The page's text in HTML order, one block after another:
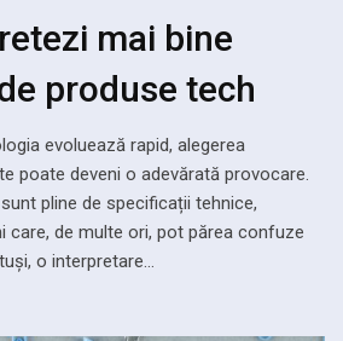
mai bine
produse tech
evoluează rapid, alegerea
poate deveni o adevărată provocare.
pline de specificații tehnice,
care, de multe ori, pot părea confuze
o interpretare…